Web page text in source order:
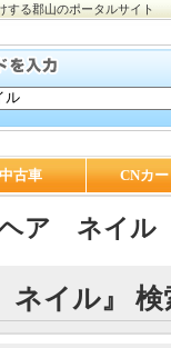
する郡山のポータルサイト
中古車 CNカ
ア ネイル
ネイル』